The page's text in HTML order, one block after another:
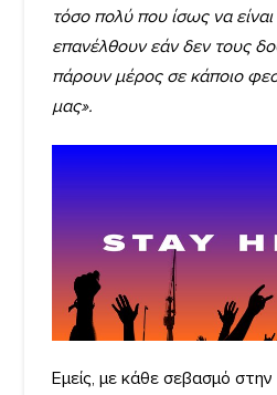
τόσο πολύ που ίσως να
επανέλθουν εάν δεν τους
πάρουν μέρος σε κάποιο
μας».
Εμείς, με κάθε σεβασμό